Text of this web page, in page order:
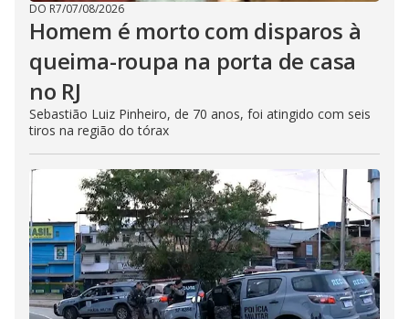
DO R7/07/08/2026
Homem é morto com disparos à
queima-roupa na porta de casa
no RJ
Sebastião Luiz Pinheiro, de 70 anos, foi atingido com seis
tiros na região do tórax